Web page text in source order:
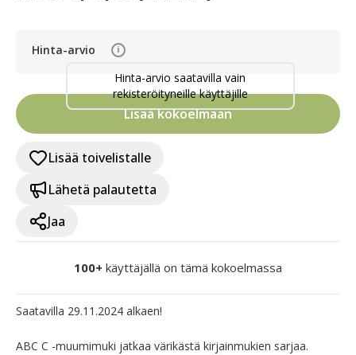
Hinta-arvio i
Hinta-arvio saatavilla vain
rekisteröityneille käyttäjille
Lisää kokoelmaan
Lisää toivelistalle
Lähetä palautetta
Jaa
100+ käyttäjällä on tämä kokoelmassa
Saatavilla 29.11.2024 alkaen!
ABC C -muumimuki jatkaa värikästä kirjainmukien sarjaa.